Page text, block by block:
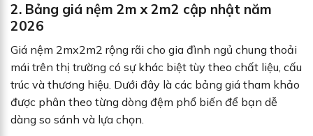
2. Bảng giá nệm 2m x 2m2 cập nhật năm
2026
Giá nệm 2mx2m2 rộng rãi cho gia đình ngủ chung thoải
mái trên thị trường có sự khác biệt tùy theo chất liệu, cấu
trúc và thương hiệu. Dưới đây là các bảng giá tham khảo
được phân theo từng dòng đệm phổ biến để bạn dễ
dàng so sánh và lựa chọn.